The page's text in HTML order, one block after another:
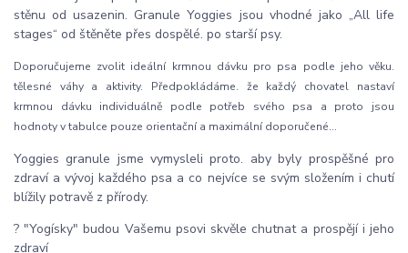
stěnu od usazenin. Granule Yoggies jsou vhodné jako „All life
stages“ od štěněte přes dospělé. po starší psy.
Doporučujeme zvolit ideální krmnou dávku pro psa podle jeho věku.
tělesné váhy a aktivity. Předpokládáme. že každý chovatel nastaví
krmnou dávku individuálně podle potřeb svého psa a proto jsou
hodnoty v tabulce pouze orientační a maximální doporučené...
Yoggies granule jsme vymysleli proto. aby byly prospěšné pro
zdraví a vývoj každého psa a co nejvíce se svým složením i chutí
blížily potravě z přírody.
? "Yogísky" budou Vašemu psovi skvěle chutnat a prospějí i jeho
zdraví